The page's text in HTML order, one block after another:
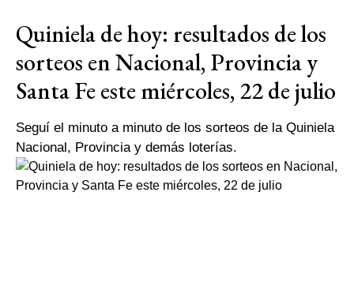
Quiniela de hoy: resultados de los
sorteos en Nacional, Provincia y
Santa Fe este miércoles, 22 de julio
Seguí el minuto a minuto de los sorteos de la Quiniela
Nacional, Provincia y demás loterías.